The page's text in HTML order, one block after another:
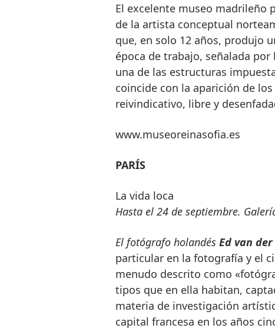
El excelente museo madrileño
de la artista conceptual
que, en solo 12 años, produjo
época de trabajo, señalada
una de las estructuras
coincide con la aparición de
reivindicativo, libre y
www.museoreinasofia.es
PARÍS
La vida loca
Hasta el 24 de septiembre.
El fotógrafo holandés Ed van der
particular en la fotografía y el
menudo descrito como
tipos que en ella habitan,
materia de investigación
capital francesa en los años